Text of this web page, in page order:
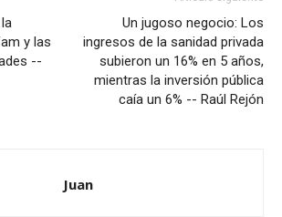
y las
--
Un jugoso negocio: Los
ingresos de la sanidad privada
subieron un 16% en 5 años,
mientras la inversión pública
caía un 6% -- Raúl Rejón
Juan